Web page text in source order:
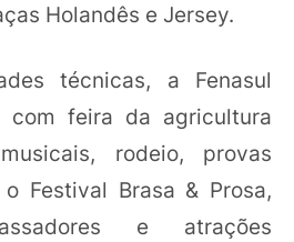
Holandês e Jersey.
técnicas, a Fenasul
com feira da agricultura
rodeio, provas
Festival Brasa & Prosa,
e atrações